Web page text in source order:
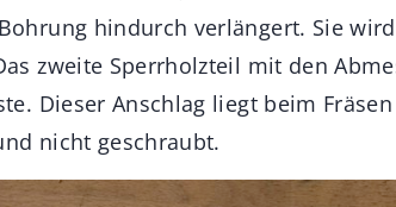
hindurch verlängert. Sie
zweite Sperrholzteil mit den
Dieser Anschlag liegt beim
nicht geschraubt.